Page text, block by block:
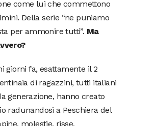
come lui che commettono
Della serie “ne puniamo
per ammonire tutti”. Ma
giorni fa, esattamente il 2
di ragazzini, tutti italiani
generazione, hanno creato
radunandosi a Peschiera del
molestie, risse,